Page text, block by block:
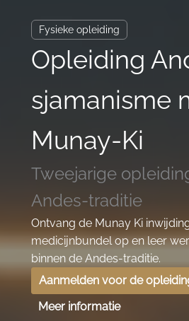
Fysieke opleiding
Opleiding
sjamanisme
Munay-Ki
Tweejarige
Andes-traditie
Ontvang de Munay Ki
medicijnbundel op en leer
binnen de Andes-traditie.
Aanmelden voor de
Meer informatie